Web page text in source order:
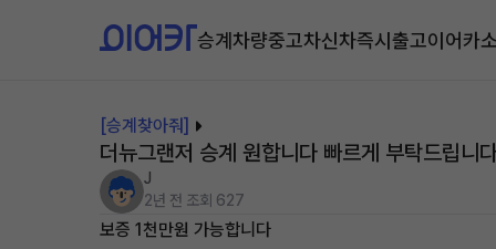
승계차량중고차신차즉시출고이어카
[승계찾아줘]
더뉴그랜저 승계 원합니다 빠르게 부탁드립니
J
2년 전 조회 627
보증 1천만원 가능합니다